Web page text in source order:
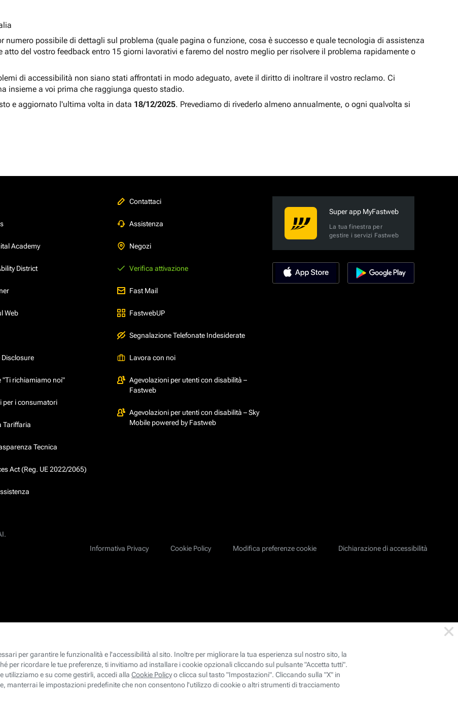
possibile di dettagli sul problema (quale pagina o funzione, cosa è successo e quale tecnologia di assistenza
del vostro feedback entro 15 giorni lavorativi e faremo del nostro meglio per risolvere il problema rapidamente o
di accessibilità non siano stati affrontati in modo adeguato, avete il diritto di inoltrare il vostro reclamo. Ci
insieme a voi prima che raggiunga questo stadio.
e aggiornato l'ultima volta in data 18/12/2025. Prevediamo di rivederlo almeno annualmente, o ogni qualvolta si
Academy
District
Web
Disclosure
"Ti richiamiamo noi"
per i consumatori
Tariffaria
Tecnica
Act (Reg. UE 2022/2065)
Contattaci
Assistenza
Negozi
Verifica attivazione
Fast Mail
FastwebUP
Segnalazione Telefonate Indesiderate
Lavora con noi
Agevolazioni per utenti con disabilità –
Fastweb
Agevolazioni per utenti con disabilità – Sky
Mobile powered by Fastweb
Super app MyFastweb
La tua finestra per
gestire i servizi Fastweb
Informativa Privacy
Cookie Policy Modifica preferenze cookie Dichiarazione di accessibilità